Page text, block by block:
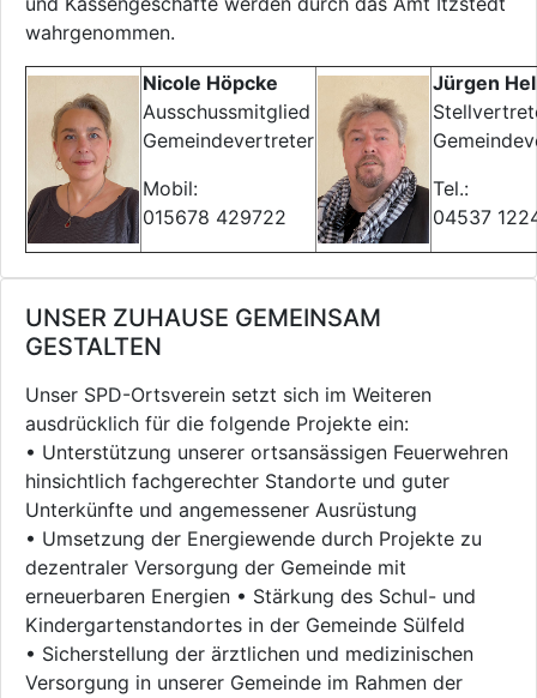
UNSER ZUHAUSE GEMEINSAM
GESTALTEN
Unser SPD-Ortsverein setzt sich im Weiteren
ausdrücklich für die folgende Projekte ein:
• Unterstützung unserer ortsansässigen Feuerwehren
hinsichtlich fachgerechter Standorte und guter
Unterkünfte und angemessener Ausrüstung
• Umsetzung der Energiewende durch Projekte zu
dezentraler Versorgung der Gemeinde mit
erneuerbaren Energien • Stärkung des Schul- und
Kindergartenstandortes in der Gemeinde Sülfeld
• Sicherstellung der ärztlichen und medizinischen
Versorgung in unserer Gemeinde im Rahmen der
wahrgenommen.
Nicole Höpcke
Ausschussmitglied
Gemeindevertreter
Mobil:
015678 429722
Jürgen
Tel.:
04537